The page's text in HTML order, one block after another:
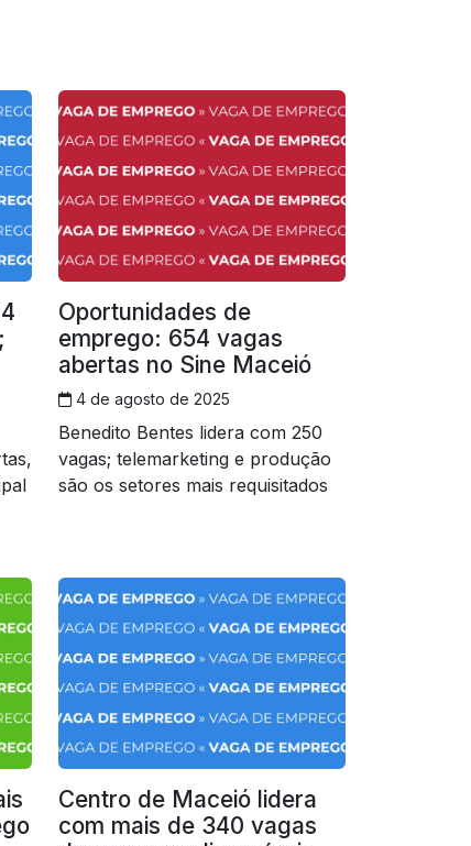
Oportunidades de
emprego: 654 vagas
abertas no Sine Maceió
4 de agosto de 2025
Benedito Bentes lidera com 250
vagas; telemarketing e produção
são os setores mais requisitados
Centro de Maceió lidera
com mais de 340 vagas